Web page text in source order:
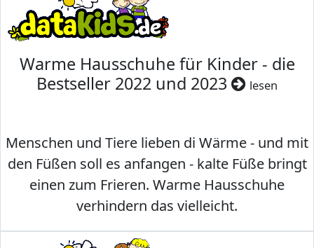
Warme Hausschuhe für Kinder - die
Bestseller 2022 und 2023
lesen
Menschen und Tiere lieben di Wärme - und mit
den Füßen soll es anfangen - kalte Füße bringt
einen zum Frieren. Warme Hausschuhe
verhindern das vielleicht.